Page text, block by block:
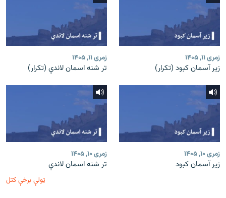
زمری ۱۱, ۱۴۰۵
زیر آسمان کبود (تکرار)
زمری ۱۱, ۱۴۰۵
تر شنه اسمان لاندې (تکرار)
زمری ۱۰, ۱۴۰۵
زیر آسمان کبود
زمری ۱۰, ۱۴۰۵
تر شنه اسمان لاندې
ټولې برخې کتل